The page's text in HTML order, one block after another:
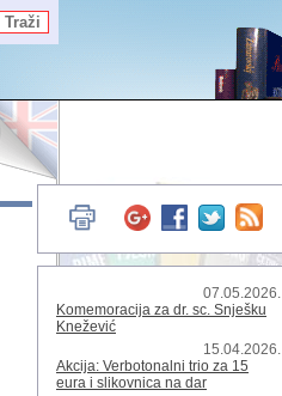
07.05.2026.
Komemoracija za dr. sc. Snješku
Knežević
15.04.2026.
Akcija: Verbotonalni trio za 15
eura i slikovnica na dar